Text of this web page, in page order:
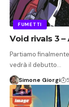
FUMETTI
Void rivals 3
Partiamo
vedrà il debutto…
Simone Giorgi